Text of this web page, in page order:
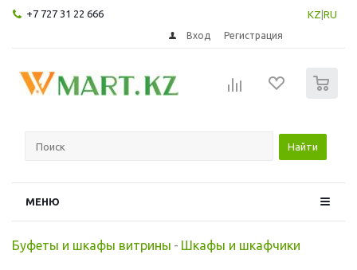
+7 727 31 22 666 KZ RU
Вход Регистрация
Найти
МЕНЮ
Буфеты и шкафы витрины - Шкафы и шкафчики